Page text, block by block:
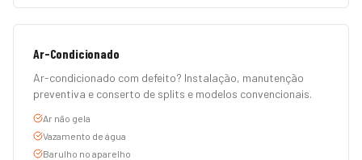
Ar-Condicionado
Ar-condicionado com defeito? Instalação, manutenção
preventiva e conserto de splits e modelos convencionais.
Ar não gela
Vazamento de água
Barulho no aparelho